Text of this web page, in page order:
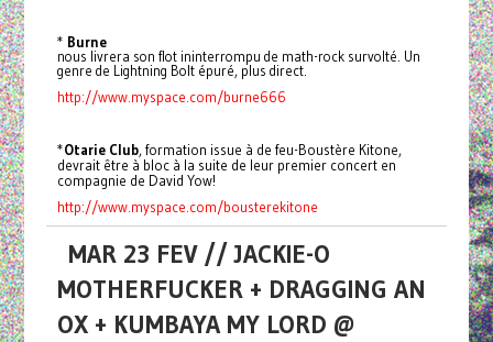
* Burne
nous livrera son flot ininterrompu de math-rock survolté. Un
genre de Lightning Bolt épuré, plus direct.
http://www.myspace.com/burne666
*Otarie Club, formation issue à de feu-Boustère Kitone,
devrait être à bloc à la suite de leur premier concert en
compagnie de David Yow!
http://www.myspace.com/bousterekitone
MAR 23 FEV // JACKIE-O
MOTHERFUCKER + DRAGGING AN
OX + KUMBAYA MY LORD @